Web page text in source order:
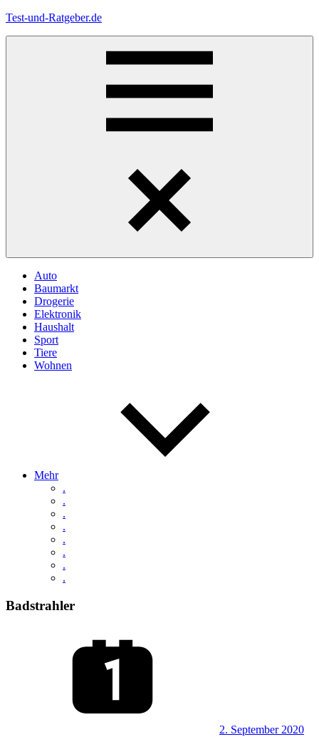
Zum
Test-und-Ratgeber.de
Auto
Baumarkt
Drogerie
Elektronik
Haushalt
Sport
Tiere
Wohnen
Mehr
.
.
.
.
.
.
.
.
Badstrahler
2. September 2020